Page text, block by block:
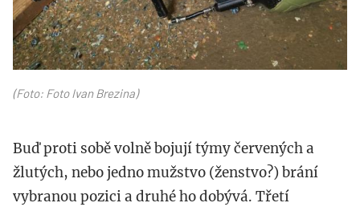
(Foto: Foto Ivan Brezina)
Buď proti sobě volně bojují týmy červených a
žlutých, nebo jedno mužstvo (ženstvo?) brání
vybranou pozici a druhé ho dobývá. Třetí